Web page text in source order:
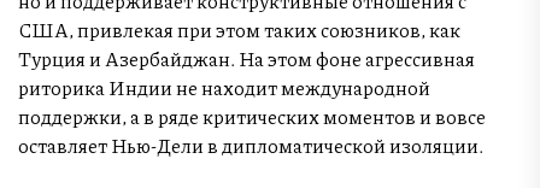
США, привлекая при этом таких союзников, как
Турция и Азербайджан. На этом фоне агрессивная
риторика Индии не находит международной
поддержки, а в ряде критических моментов и вовсе
оставляет Нью-Дели в дипломатической изоляции.